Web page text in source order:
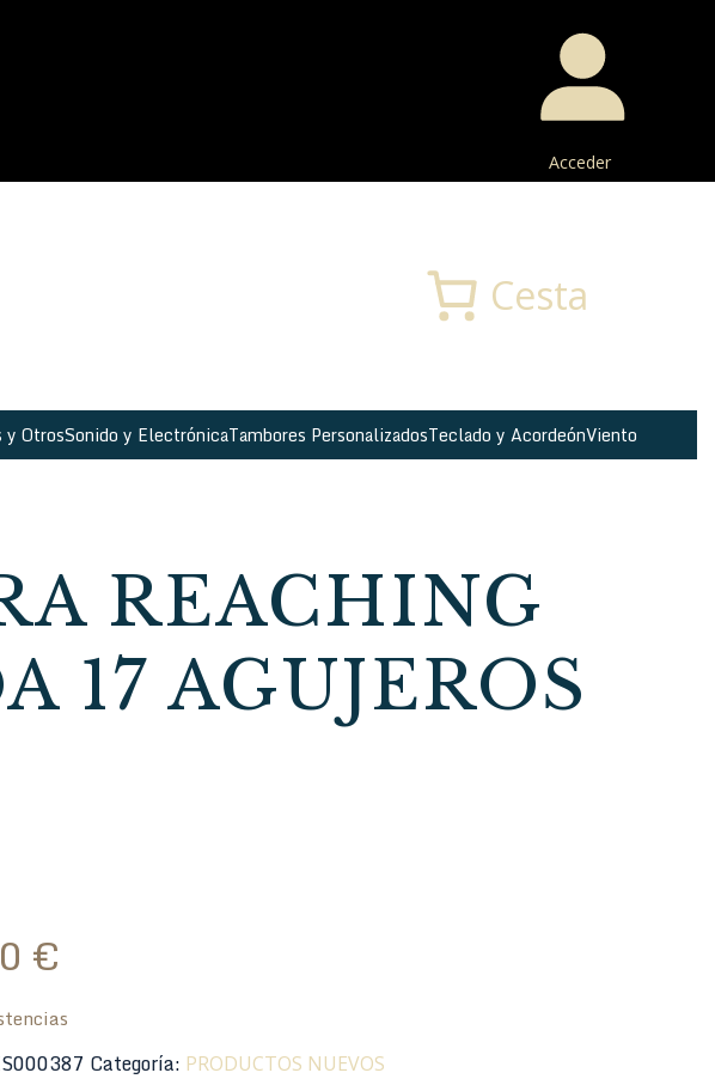
Acceder
Cesta
y OtrosSonido y ElectrónicaTambores PersonalizadosTeclado y AcordeónViento
REACHING
17 AGUJEROS
€
Categoría: PRODUCTOS NUEVOS